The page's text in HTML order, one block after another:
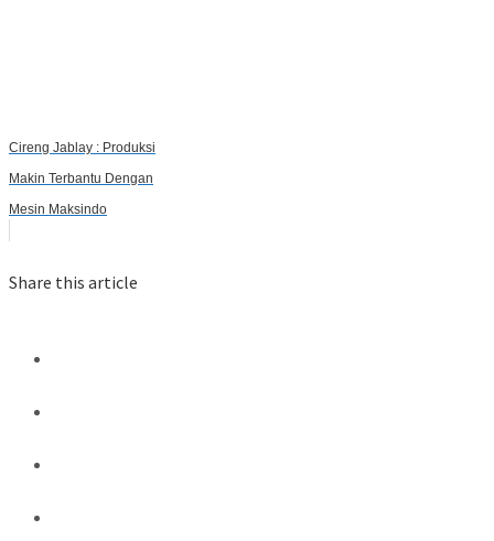
Cireng Jablay : Produksi
Makin Terbantu Dengan
Mesin Maksindo
Share this article